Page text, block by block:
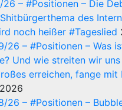
26 – #Positionen – Die
des
noch heißer #Tageslied
26 – #Positionen – Was
Und wie streiten wir
erreichen, fange mit
26 – #Positionen –